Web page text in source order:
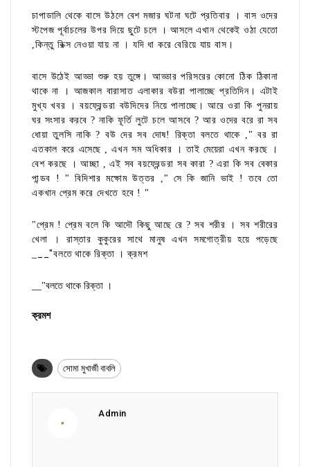
চাপাডালি থেকে বাসে উঠলে বেশ মজার ঘটনা ঘটে প্রতিবার । বাস ওদের
স্টপেজ পূর্বাচলের উপর দিয়ে ছুটে চলে । আসলে এখান থেকেই ওঠা যেতো
,কিন্তু রিক্স নেওয়া যায় না । যদি ধা করে বেরিয়ে যায় বাস।
বাসে উঠেই আড্ডা শুরু হয় তুঙ্গে। আড্ডার পরিসরের কোনো ঠিক ঠিকানা
থাকে না । আজকাল বারাসাত এলাকার বউরা পালাচ্ছে প্রতিদিন। এটাই
মুখ্য খবর । বয়ফ্রেন্ডরা বউদিদের নিয়ে পালাচ্ছে। আরে ওরা কি পুনরায়
ঘর সংসার করবে ? নাকি ফূর্তি লুটে চলে আসবে ? আর ওদের বরে রা সব
ধোয়া তুলসি নাকি ? বউ দের সব দোষ! রিক্তা বলতে থাকে ," বর রা
এতকাল করে এসেছে , এখন সম অধিকার । তাই মেয়েরা এখন করছে ।
বেশ করছে । আচ্ছা , এই সব বয়ফ্রেন্ডরা সব কারা ? এরা কি সব বেকার
পান্ডব ! " বিদিশার মক্ষোম উত্তর ," সে কি জানি ভাই ! তবে তো
একখান প্রেম করে দেখতে হবে ! "
"প্রেম ! প্রেম বলে কি আদৌ কিছু আছে রে ? সব শরীর । সব শরীরের
খেলা । রাস্তার কুকুরের সাথে মানুষ এখন সমগোত্রীয় হয়ে পড়েছে
__"বলতে থাকে রিক্তা । ক্রমশ
__"বলতে থাকে রিক্তা ।
ক্রমশ
সোমা মুখার্জী বাবলি
Admin